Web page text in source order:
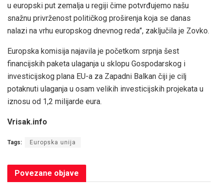
u europski put zemalja u regiji čime potvrđujemo našu
snažnu privrženost političkog proširenja koja se danas
nalazi na vrhu europskog dnevnog reda”, zaključila je Zovko.
Europska komisija najavila je početkom srpnja šest
financijskih paketa ulaganja u sklopu Gospodarskog i
investicijskog plana EU-a za Zapadni Balkan čiji je cilj
potaknuti ulaganja u osam velikih investicijskih projekata u
iznosu od 1,2 milijarde eura.
Vrisak.info
Tags: Europska unija
Povezane objave